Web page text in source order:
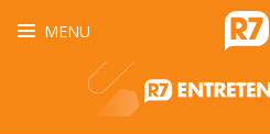
MENU